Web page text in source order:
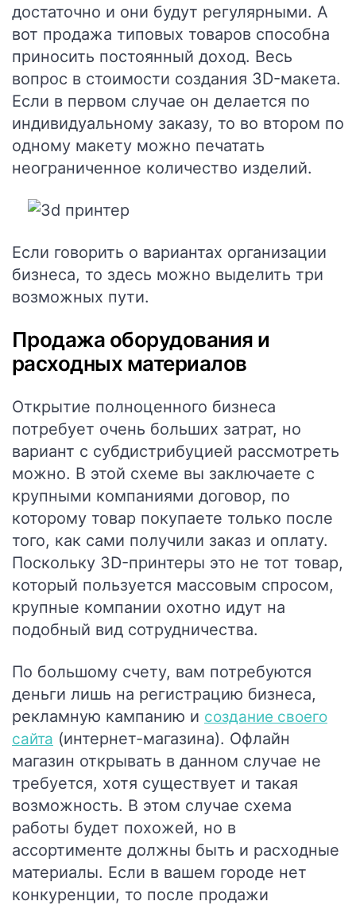
достаточно и они будут регулярными. А
вот продажа типовых товаров способна
приносить постоянный доход. Весь
вопрос в стоимости создания 3D-макета.
Если в первом случае он делается по
индивидуальному заказу, то во втором по
одному макету можно печатать
неограниченное количество изделий.
Если говорить о вариантах организации
бизнеса, то здесь можно выделить три
возможных пути.
Продажа оборудования и
расходных материалов
Открытие полноценного бизнеса
потребует очень больших затрат, но
вариант с субдистрибуцией рассмотреть
можно. В этой схеме вы заключаете с
крупными компаниями договор, по
которому товар покупаете только после
того, как сами получили заказ и оплату.
Поскольку 3D-принтеры это не тот товар,
который пользуется массовым спросом,
крупные компании охотно идут на
подобный вид сотрудничества.
По большому счету, вам потребуются
деньги лишь на регистрацию бизнеса,
рекламную кампанию и создание своего
сайта (интернет-магазина). Офлайн
магазин открывать в данном случае не
требуется, хотя существует и такая
возможность. В этом случае схема
работы будет похожей, но в
ассортименте должны быть и расходные
материалы. Если в вашем городе нет
конкуренции, то после продажи